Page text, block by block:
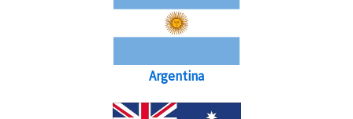
Argentina